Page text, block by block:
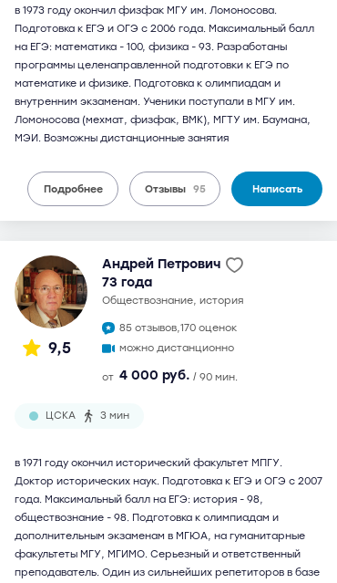
в 1973 году окончил физфак МГУ им. Ломоносова.
Подготовка к ЕГЭ и ОГЭ с 2006 года. Максимальный балл
на ЕГЭ: математика - 100, физика - 93. Разработаны
программы целенаправленной подготовки к ЕГЭ по
математике и физике. Подготовка к олимпиадам и
внутренним экзаменам. Ученики поступали в МГУ им.
Ломоносова (мехмат, физфак, ВМК), МГТУ им. Баумана,
МЭИ. Возможны дистанционные занятия
Подробнее Отзывы 95 Написать
9,5
Андрей Петрович
73 года
обществознание, история
85 отзывов,170 оценок
можно дистанционно
от 4 000 руб. / 90 мин.
ЦСКА 3 мин
в 1971 году окончил исторический факультет МПГУ.
Доктор исторических наук. Подготовка к ЕГЭ и ОГЭ с 2007
года. Максимальный балл на ЕГЭ: история - 98,
обществознание - 98. Подготовка к олимпиадам и
дополнительным экзаменам в МГЮА, на гуманитарные
факультеты МГУ, МГИМО. Серьезный и ответственный
преподаватель. Один из сильнейших репетиторов в базе